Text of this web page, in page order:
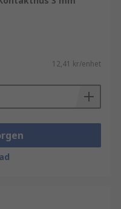
12,41 kr/enhet